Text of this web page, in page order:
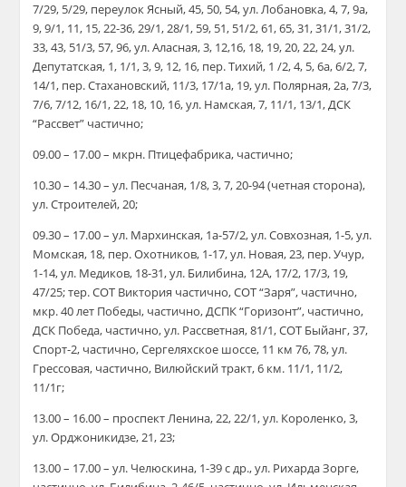
7/29, 5/29, переулок Ясный, 45, 50, 54, ул. Лобановка, 4, 7, 9а,
9, 9/1, 11, 15, 22-36, 29/1, 28/1, 59, 51, 51/2, 61, 65, 31, 31/1, 31/2,
33, 43, 51/3, 57, 96, ул. Аласная, 3, 12,16, 18, 19, 20, 22, 24, ул.
Депутатская, 1, 1/1, 3, 9, 12, 16, пер. Тихий, 1 /2, 4, 5, 6а, 6/2, 7,
14/1, пер. Стахановский, 11/3, 17/1а, 19, ул. Полярная, 2а, 7/3,
7/6, 7/12, 16/1, 22, 18, 10, 16, ул. Намская, 7, 11/1, 13/1, ДСК
“Рассвет” частично;
09.00 – 17.00 – мкрн. Птицефабрика, частично;
10.30 – 14.30 – ул. Песчаная, 1/8, 3, 7, 20-94 (четная сторона),
ул. Строителей, 20;
09.30 – 17.00 – ул. Мархинская, 1а-57/2, ул. Совхозная, 1-5, ул.
Момская, 18, пер. Охотников, 1-17, ул. Новая, 23, пер. Учур,
1-14, ул. Медиков, 18-31, ул. Билибина, 12А, 17/2, 17/3, 19,
47/25; тер. СОТ Виктория частично, СОТ “Заря”, частично,
мкр. 40 лет Победы, частично, ДСПК “Горизонт”, частично,
ДСК Победа, частично, ул. Рассветная, 81/1, СОТ Быйанг, 37,
Спорт-2, частично, Сергеляхское шоссе, 11 км 76, 78, ул.
Грессовая, частично, Вилюйский тракт, 6 км. 11/1, 11/2,
11/1г;
13.00 – 16.00 – проспект Ленина, 22, 22/1, ул. Короленко, 3,
ул. Орджоникидзе, 21, 23;
13.00 – 17.00 – ул. Челюскина, 1-39 с др., ул. Рихарда Зорге,